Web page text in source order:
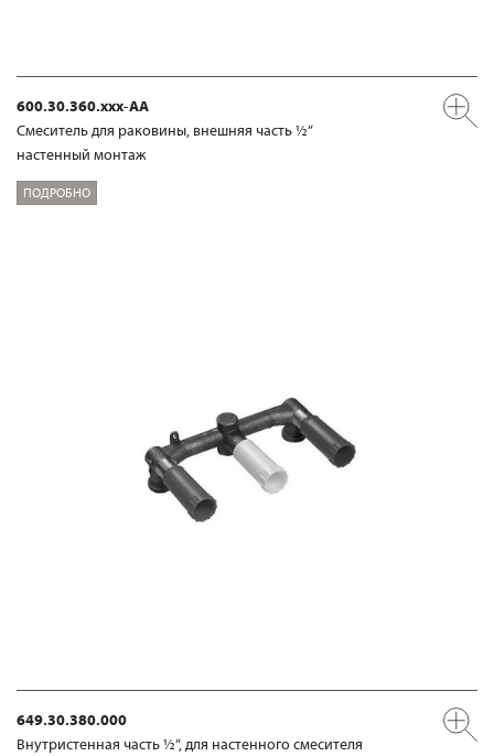
600.30.360.xxx-AA
Смеситель для раковины, внешняя часть ½“
настенный монтаж
ПОДРОБНО
649.30.380.000
Внутристенная часть ½“, для настенного смесителя